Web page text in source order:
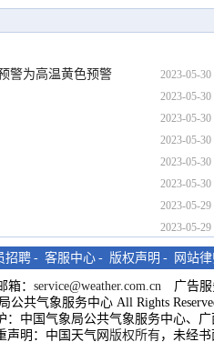
2023-05-30
警为高温黄色预警
2023-05-30
2023-05-30
2023-05-30
2023-05-30
2023-05-30
2023-05-29
2023-05-29
招聘 - 客服中心 - 版权声明 - 网站
箱： service@weather.com.cn 广告服
公共气象服务中心 All Rights
：中国气象局公共气象服务中心、
声明：中国天气网 版权所有，未经